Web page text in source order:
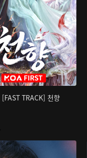
[FAST TRACK] 천향